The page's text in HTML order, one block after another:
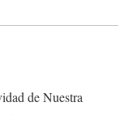
de Nuestra